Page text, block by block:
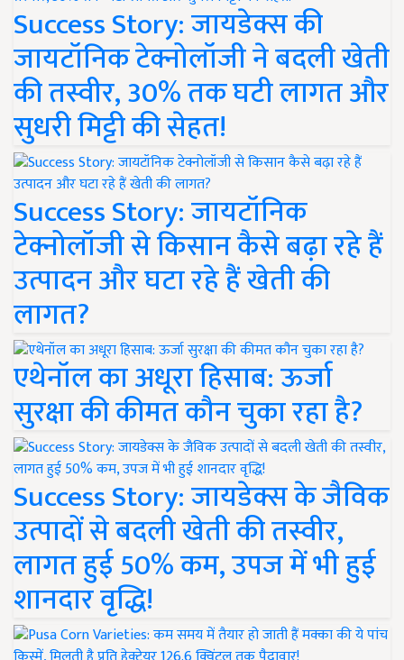
Success Story: जायडेक्स की
जायटॉनिक टेक्नोलॉजी ने बदली खेती
की तस्वीर, 30% तक घटी लागत और
सुधरी मिट्टी की सेहत!
Success Story: जायटॉनिक
टेक्नोलॉजी से किसान कैसे बढ़ा रहे हैं
उत्पादन और घटा रहे हैं खेती की
लागत?
एथेनॉल का अधूरा हिसाब: ऊर्जा
सुरक्षा की कीमत कौन चुका रहा है?
Success Story: जायडेक्स के जैविक
उत्पादों से बदली खेती की तस्वीर,
लागत हुई 50% कम, उपज में भी हुई
शानदार वृद्धि!